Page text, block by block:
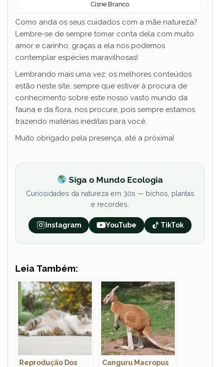
Cisne Branco
Como anda os seus cuidados com a mãe natureza?
Lembre-se de sempre tomar conta dela com muito
amor e carinho, graças a ela nos podemos
contemplar espécies maravilhosas!
Lembrando mais uma vez: os melhores conteúdos
estão neste site, sempre que estiver à procura de
conhecimento sobre este nosso vasto mundo da
fauna e da flora, nos procure, pois sempre estamos
trazendo matérias inéditas para você.
Muito obrigado pela presença, até a próxima!
Siga o Mundo Ecologia
Curiosidades da natureza em 30s — bichos, plantas
e recordes.
Instagram YouTube TikTok
Leia Também:
Reprodução Dos
Canguru Macropus